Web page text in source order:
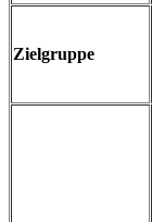
Zielgruppe